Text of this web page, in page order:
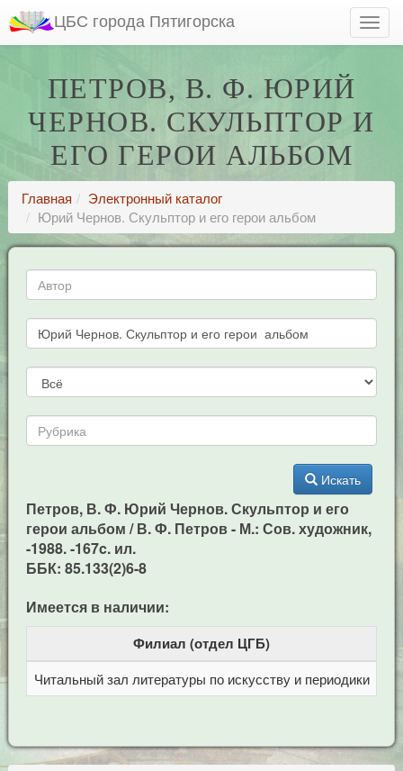
ЦБС города Пятигорска
ПЕТРОВ, В. Ф. ЮРИЙ
ЧЕРНОВ. СКУЛЬПТОР И
ЕГО ГЕРОИ АЛЬБОМ
Главная
Электронный каталог
Юрий Чернов. Скульптор и его герои альбом
Искать
Петров, В. Ф. Юрий Чернов. Скульптор и его
герои альбом / В. Ф. Петров - М.: Сов. художник,
-1988. -167c. ил.
ББК: 85.133(2)6-8
Имеется в наличии:
Филиал (отдел ЦГБ)
Читальный зал литературы по искусству и периодики